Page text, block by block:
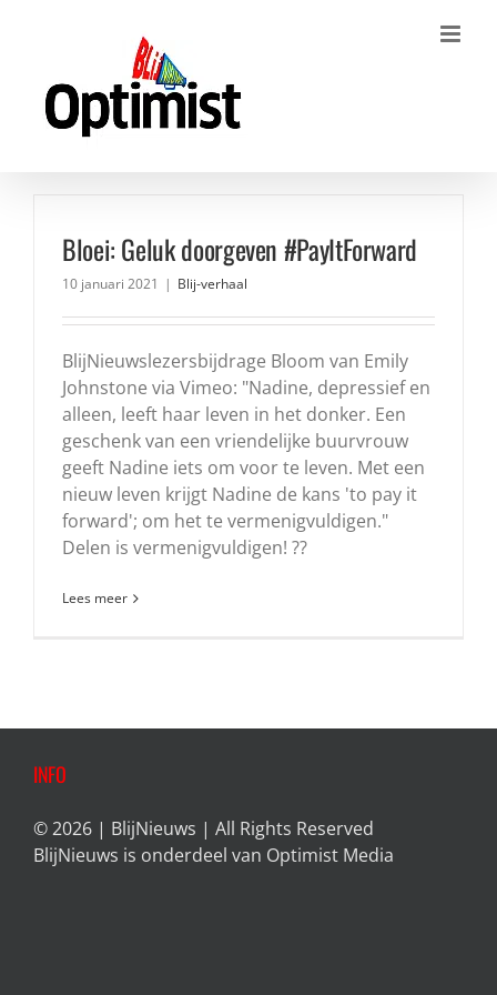
Bloei: Geluk doorgeven #PayItForward
10 januari 2021 | Blij-verhaal
BlijNieuwslezersbijdrage Bloom van Emily
Johnstone via Vimeo: "Nadine, depressief en
alleen, leeft haar leven in het donker. Een
geschenk van een vriendelijke buurvrouw
geeft Nadine iets om voor te leven. Met een
nieuw leven krijgt Nadine de kans 'to pay it
forward'; om het te vermenigvuldigen."
Delen is vermenigvuldigen! ??
Lees meer
INFO
© 2026 | BlijNieuws | All Rights Reserved
BlijNieuws is onderdeel van Optimist Media